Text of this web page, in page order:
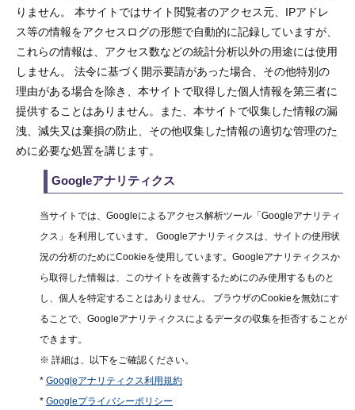
りません。 本サイトではサイト閲覧者のアクセス元、IPアドレ
ス等の情報をアクセスログの形態で自動的に記録していますが、
これらの情報は、アクセス数などの統計分析以外の用途には使用
しません。 法令に基づく開示要請があった場合、その他特別の
理由がある場合を除き、本サイトで取得した個人情報を第三者に
提供することはありません。また、本サイトで収集した情報の漏
洩、減失又は棄損の防止、その他収集した情報の適切な管理のた
めに必要な処置を講じます。
Googleアナリティクス
当サイトでは、Googleによるアクセス解析ツール「Googleアナリティ
クス」を利用しています。 Googleアナリティクスは、サイトの使用状
況の分析のためにCookieを使用しています。Googleアナリティクスか
ら取得した情報は、このサイトを改善するためにのみ使用するものと
し、個人を特定することはありません。 ブラウザのCookieを無効にす
ることで、Googleアナリティクスによるデータの収集を拒否することが
できます。
※ 詳細は、以下をご確認ください。
* Googleアナリティクス利用規約
* Googleプライバシーポリシー